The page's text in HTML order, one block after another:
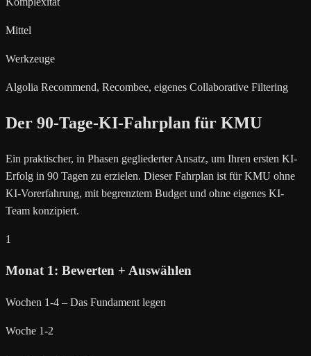
Mittel
Werkzeuge
Algolia Recommend, Recombee, eigenes Collaborative Filtering
Der 90-Tage-KI-Fahrplan für KMU
Ein praktischer, in Phasen gegliederter Ansatz, um Ihren ersten KI-
Erfolg in 90 Tagen zu erzielen. Dieser Fahrplan ist für KMU ohne
KI-Vorerfahrung, mit begrenztem Budget und ohne eigenes KI-
Team konzipiert.
1
Monat 1: Bewerten + Auswählen
Wochen 1-4 – Das Fundament legen
Woche 1-2